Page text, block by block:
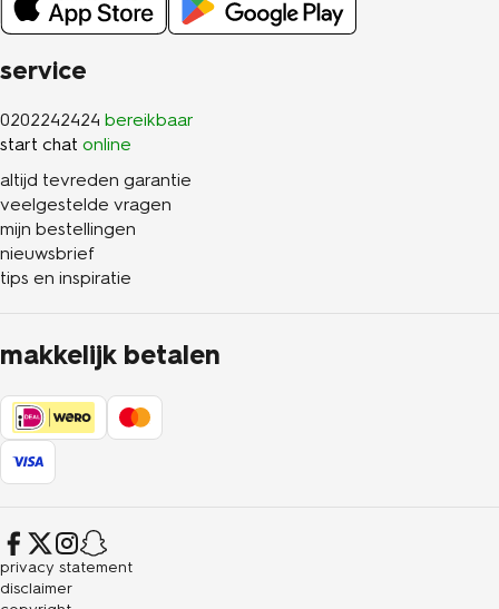
service
0202242424 bereikbaar
start chat online
altijd tevreden garantie
veelgestelde vragen
mijn bestellingen
nieuwsbrief
tips en inspiratie
makkelijk betalen
privacy statement
disclaimer